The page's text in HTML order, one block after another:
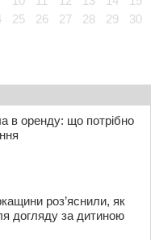
сплатити понад
директора
інтернату
з країни грузина,
25 26 27 28 29
30
в оренду: що потрібно
роз’яснили, як
догляду за дитиною